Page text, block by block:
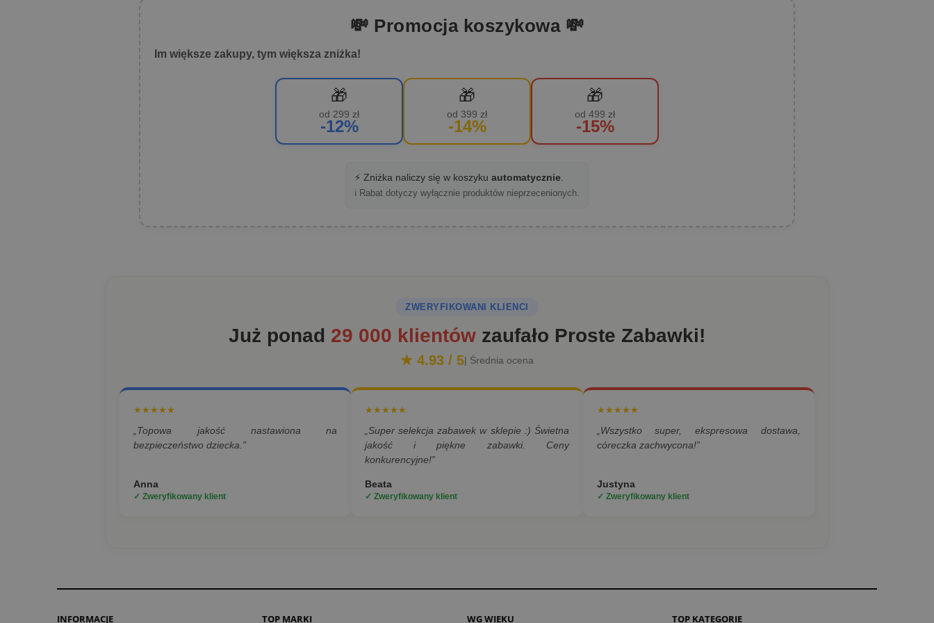
💸 Promocja koszykowa 💸
Im większe zakupy, tym większa zniżka!
🎁
od 299 zł
-12%
🎁
od 399 zł
-14%
🎁
od 499 zł
-15%
⚡ Zniżka naliczy się w koszyku automatycznie.
ℹ️ Rabat dotyczy wyłącznie produktów nieprzecenionych.
ZWERYFIKOWANI KLIENCI
Już ponad 29 000 klientów zaufało Proste Zabawki!
★ 4.93 / 5| Średnia ocena
★★★★★
„Topowa jakość nastawiona na
bezpieczeństwo dziecka.”
Anna
✓ Zweryfikowany klient
★★★★★
„Super selekcja zabawek w sklepie :) Świetna
jakość i piękne zabawki. Ceny
konkurencyjne!”
Beata
✓ Zweryfikowany klient
★★★★★
„Wszystko super, ekspresowa dostawa,
córeczka zachwycona!”
Justyna
✓ Zweryfikowany klient
INFORMACJE TOP MARKI WG WIEKU TOP KATEGORIE